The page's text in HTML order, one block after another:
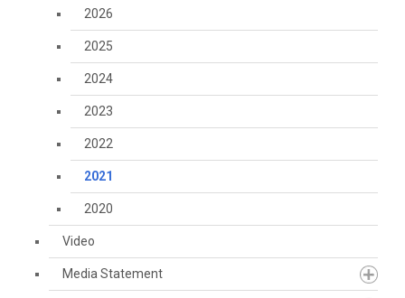
2026
2025
2024
2023
2022
2021
2020
Video
Media Statement